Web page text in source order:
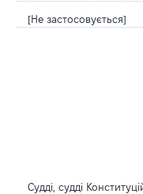
[Не застосовується]
Судді, судді